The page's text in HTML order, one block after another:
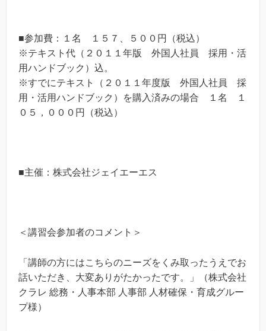
■参加費：１名 １５７、５００円（税込）
※テキスト代（２０１１年版 外国人社員 採用・活
用ハンドブック）込。
※すでにテキスト（２０１１年度版 外国人社員 採
用・活用ハンドブック）を購入済みの場合 １名 １
０５，０００円（税込）
■主催：株式会社ジェイエーエス
＜講習会参加者のコメント＞
「講師の方にはこちらのニーズをくみ取ったうえでお
話いただき、大変ありがたかったです。」（株式会社
クラレ 総務・人事本部 人事部 人材確保・育成グルー
プ様）